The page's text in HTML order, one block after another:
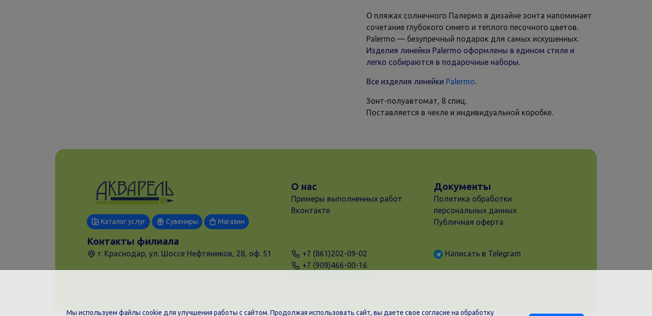
О пляжах солнечного Палермо в дизайне зонта напоминает
сочетание глубокого синего и теплого песочного цветов.
Palermo — безупречный подарок для самых искушенных.
Изделия линейки Palermo оформлены в едином стиле и
легко собираются в подарочные наборы.
Все изделия линейки Palermo.
Зонт-полуавтомат, 8 спиц.
Поставляется в чехле и индивидуальной коробке.
Каталог услуг Сувениры Магазин
О нас
Примеры выполненных работ
Вконтакте
Документы
Политика обработки
персональных данных
Публичная оферта
Контакты филиала
г. Краснодар, ул. Шоссе Нефтяников, 28, оф. 51
+7 (861)202-09-02
+7 (909)466-00-16
Написать в Telegram
Мы используем файлы cookie для улучшения работы с сайтом. Продолжая использовать сайт, вы даете свое согласие на обработку